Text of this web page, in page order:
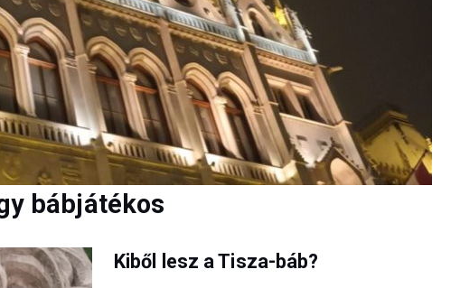
bábjátékos
Kiből lesz a Tisza-báb?